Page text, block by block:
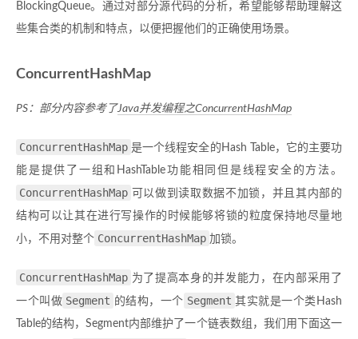
BlockingQueue。通过对部分源代码的分析，希望能够帮助理解这
些集合类的机制和特点，以便把握他们的正确使用场景。
ConcurrentHashMap
PS：部分内容参考了Java并发编程之ConcurrentHashMap
ConcurrentHashMap 是一个线程安全的Hash Table，它的主要功
能是提供了一组和HashTable功能相同但是线程安全的方法。
ConcurrentHashMap 可以做到读取数据不加锁，并且其内部的
结构可以让其在进行写操作的时候能够将锁的粒度保持地尽量地
小，不用对整个 ConcurrentHashMap 加锁。
ConcurrentHashMap 为了提高本身的并发能力，在内部采用了
一个叫做 Segment 的结构，一个 Segment 其实就是一个类Hash
Table的结构，Segment内部维护了一个链表数组，我们用下面这一